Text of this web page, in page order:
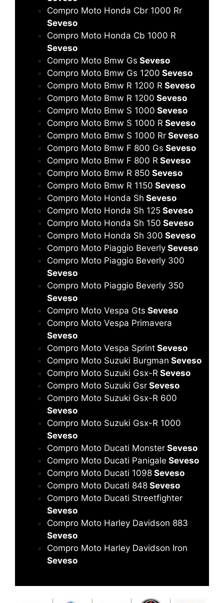
Compro Moto Honda Cbr 1000 Rr
Seveso
Compro Moto Honda Cb 1000 R
Seveso
Compro Moto Bmw Gs Seveso
Compro Moto Bmw Gs 1200 Seveso
Compro Moto Bmw R 1200 R Seveso
Compro Moto Bmw R 1200 Seveso
Compro Moto Bmw S 1000 Seveso
Compro Moto Bmw S 1000 R Seveso
Compro Moto Bmw S 1000 Rr Seveso
Compro Moto Bmw F 800 Gs Seveso
Compro Moto Bmw F 800 R Seveso
Compro Moto Bmw R 850 Seveso
Compro Moto Bmw R 1150 Seveso
Compro Moto Honda Sh Seveso
Compro Moto Honda Sh 125 Seveso
Compro Moto Honda Sh 150 Seveso
Compro Moto Honda Sh 300 Seveso
Compro Moto Piaggio Beverly Seveso
Compro Moto Piaggio Beverly 300
Seveso
Compro Moto Piaggio Beverly 350
Seveso
Compro Moto Vespa Gts Seveso
Compro Moto Vespa Primavera
Seveso
Compro Moto Vespa Sprint Seveso
Compro Moto Suzuki Burgman Seveso
Compro Moto Suzuki Gsx-R Seveso
Compro Moto Suzuki Gsr Seveso
Compro Moto Suzuki Gsx-R 600
Seveso
Compro Moto Suzuki Gsx-R 1000
Seveso
Compro Moto Ducati Monster Seveso
Compro Moto Ducati Panigale Seveso
Compro Moto Ducati 1098 Seveso
Compro Moto Ducati 848 Seveso
Compro Moto Ducati Streetfighter
Seveso
Compro Moto Harley Davidson 883
Seveso
Compro Moto Harley Davidson Iron
Seveso